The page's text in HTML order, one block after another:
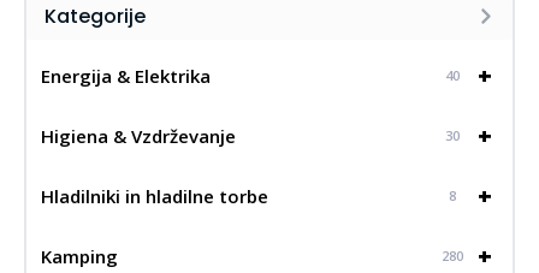
Kategorije
+
Energija & Elektrika 40
+
Higiena & Vzdrževanje 30
+
Hladilniki in hladilne torbe 8
+
Kamping 280